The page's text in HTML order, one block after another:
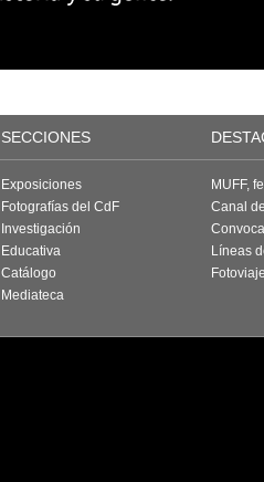
SECCIONES
Exposiciones
Fotografías del CdF
Investigación
Educativa
Catálogo
Mediateca
MUFF,
Canal
Líneas